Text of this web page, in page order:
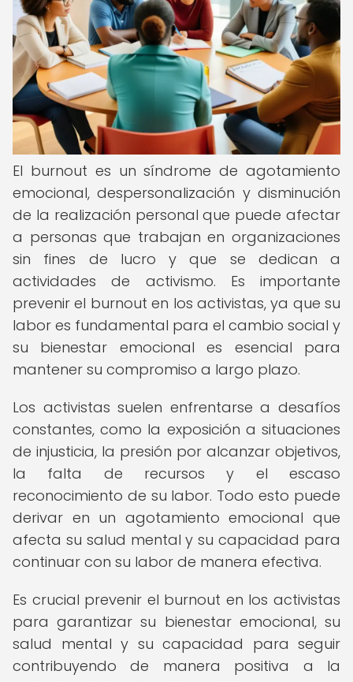
El burnout es un síndrome de agotamiento
emocional, despersonalización y disminución
de la realización personal que puede afectar
a personas que trabajan en organizaciones
sin fines de lucro y que se dedican a
actividades de activismo. Es importante
prevenir el burnout en los activistas, ya que su
labor es fundamental para el cambio social y
su bienestar emocional es esencial para
mantener su compromiso a largo plazo.
Los activistas suelen enfrentarse a desafíos
constantes, como la exposición a situaciones
de injusticia, la presión por alcanzar objetivos,
la falta de recursos y el escaso
reconocimiento de su labor. Todo esto puede
derivar en un agotamiento emocional que
afecta su salud mental y su capacidad para
continuar con su labor de manera efectiva.
Es crucial prevenir el burnout en los activistas
para garantizar su bienestar emocional, su
salud mental y su capacidad para seguir
contribuyendo de manera positiva a la